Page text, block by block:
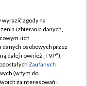
zgody na
i zbierania danych,
i ich
osobowych przez
dalej również „TVP”),
Zaufanych
(w tym do
zainteresowań i